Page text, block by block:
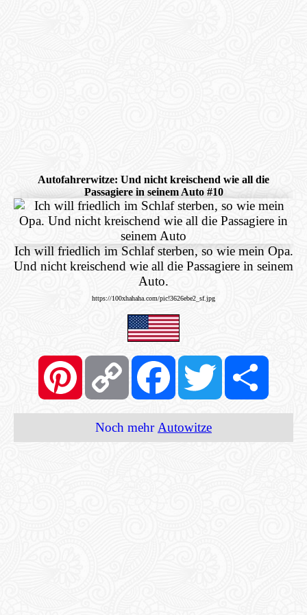
Autofahrerwitze: Und nicht kreischend wie all die
Passagiere in seinem Auto #10
Ich will friedlich im Schlaf sterben, so wie mein Opa.
Und nicht kreischend wie all die Passagiere in seinem
Auto.
https://100xhahaha.com/pic!3626ebe2_sf.jpg
Pinterest Copy
Link
FacebookTwitter
Noch mehr Autowitze